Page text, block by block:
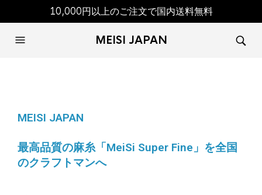
10,000円以上のご注文で国内送料無料
MEISI JAPAN
MEISI JAPAN
最高品質の麻糸「MeiSi Super Fine」を全国
のクラフトマンへ